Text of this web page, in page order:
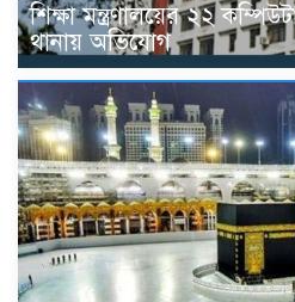
শিক্ষা মন্ত্রণালয়ের ২২
থানায় অভিযোগ